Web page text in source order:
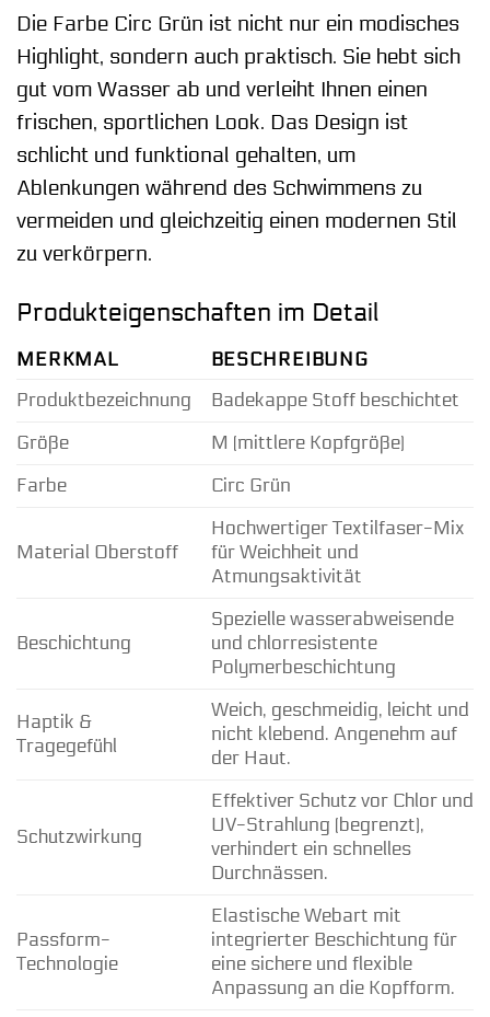
Die Farbe Circ Grün ist nicht nur ein modisches
Highlight, sondern auch praktisch. Sie hebt sich
gut vom Wasser ab und verleiht Ihnen einen
frischen, sportlichen Look. Das Design ist
schlicht und funktional gehalten, um
Ablenkungen während des Schwimmens zu
vermeiden und gleichzeitig einen modernen Stil
zu verkörpern.
Produkteigenschaften im Detail
MERKMAL
BESCHREIBUNG
Produktbezeichnung
Badekappe Stoff beschichtet
Größe
M (mittlere Kopfgröße)
Farbe
Circ Grün
Material Oberstoff
Hochwertiger Textilfaser-Mix
für Weichheit und
Atmungsaktivität
Beschichtung
Spezielle wasserabweisende
und chlorresistente
Polymerbeschichtung
Haptik &
Tragegefühl
Weich, geschmeidig, leicht und
nicht klebend. Angenehm auf
der Haut.
Schutzwirkung
Effektiver Schutz vor Chlor und
UV-Strahlung (begrenzt),
verhindert ein schnelles
Durchnässen.
Passform-
Technologie
Elastische Webart mit
integrierter Beschichtung für
eine sichere und flexible
Anpassung an die Kopfform.